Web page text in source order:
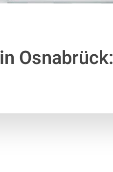
in Osnabrück: